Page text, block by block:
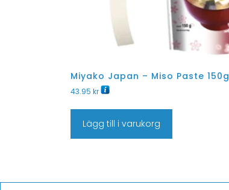
Miyako Japan – Miso Paste 150g
43.95 kr
Lägg till i varukorg